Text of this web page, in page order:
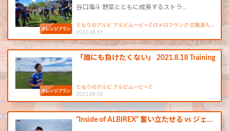
谷口海斗 野菜とともに成長するストラ…
となりのアルビ アルビムービーZ ロメロフランク 広報潜入…
2021.08.19
「誰にも負けたくない」 2021.8.18 Training
となりのアルビ アルビムービーZ
2021.08.18
“Inside of ALBIREX” 奮い立たせる vs ジェ…